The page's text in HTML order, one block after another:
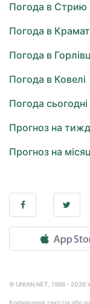
Погода в Стрию
Погода в
Погода в
Погода в Ковелі
Погода сьогодні
Прогноз на
Прогноз на
© UNIAN.NET, 1998 - 2026
Копіювання текстів або